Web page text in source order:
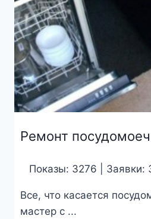
Ремонт
Показы: 3276 | Заявки:
Все, что касается
мастер с ...